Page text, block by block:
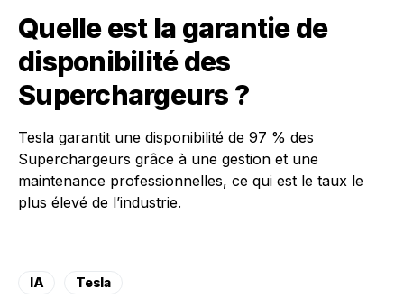
Quelle est la garantie de
disponibilité des
Superchargeurs ?
Tesla garantit une disponibilité de 97 % des
Superchargeurs grâce à une gestion et une
maintenance professionnelles, ce qui est le taux le
plus élevé de l’industrie.
IA Tesla